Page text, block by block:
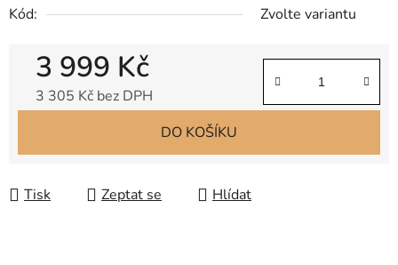
Kód:
Zvolte variantu
3 999 Kč
3 305 Kč bez DPH
DO KOŠÍKU
Tisk Zeptat se Hlídat